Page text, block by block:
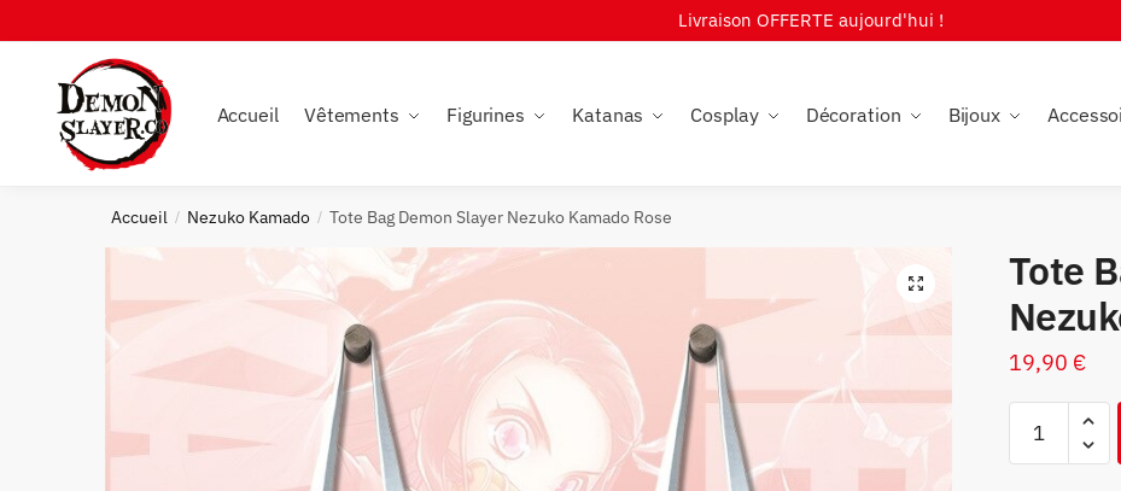
to
navigation
to
Livraison OFFERTE aujourd'hui !
Accueil Vêtements Figurines Katanas Cosplay Décoration Bijoux
Accueil / Nezuko Kamado / Tote Bag Demon Slayer Nezuko Kamado Rose
🔍
Tote
19,90 €